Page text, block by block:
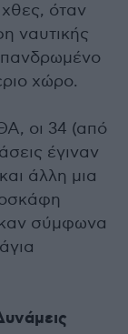
όταν
ναυτικής
χώρο.
οι 34 (από
έγιναν
άλλη μια
σύμφωνα